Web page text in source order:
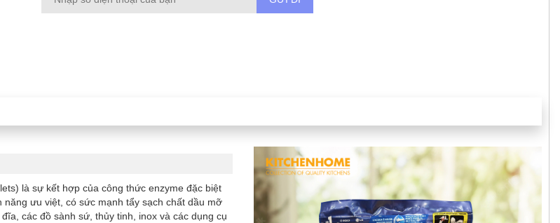
là sự kết hợp của công thức enzyme đặc biệt
ưu việt, có sức mạnh tẩy sạch chất dầu mỡ
các đồ sành sứ, thủy tinh, inox và các dụng cụ